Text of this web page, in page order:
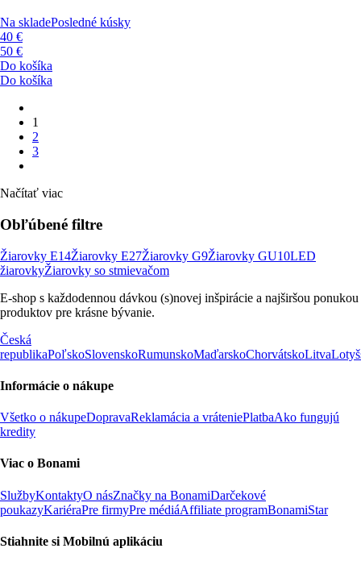
Na skladePosledné kúsky
40 €
50 €
Do košíka
Do košíka
1
2
3
Načítať viac
Obľúbené filtre
Žiarovky E14Žiarovky E27Žiarovky G9Žiarovky GU10LED
žiarovkyŽiarovky so stmievačom
E-shop s každodennou dávkou (s)novej inšpirácie a najširšou ponukou
produktov pre krásne bývanie.
Česká
republikaPoľskoSlovenskoRumunskoMaďarskoChorvátskoLitva
Informácie o nákupe
Všetko o nákupeDopravaReklamácia a vráteniePlatbaAko fungujú
kredity
Viac o Bonami
SlužbyKontaktyO násZnačky na BonamiDarčekové
poukazyKariéraPre firmyPre médiáAffiliate programBonamiStar
Stiahnite si Mobilnú aplikáciu